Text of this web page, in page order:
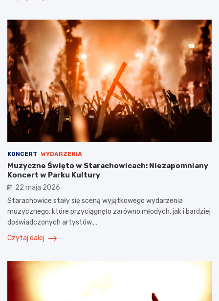
KONCERT WYDARZENIA
Muzyczne Święto w Starachowicach: Niezapomniany
Koncert w Parku Kultury
22 maja 2026
Starachowice stały się sceną wyjątkowego wydarzenia
muzycznego, które przyciągnęło zarówno młodych, jak i bardziej
doświadczonych artystów.…
Czytaj dalej